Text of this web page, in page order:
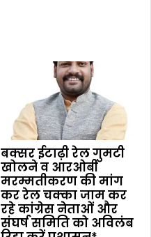
बक्सर ईटाढ़ी रेल गुमटी
खोलने व आरओबी
मरम्मतीकरण की मांग
कर रेल चक्का जाम कर
रहे कांग्रेस नेताओं और
संघर्ष समिति को अविलंब